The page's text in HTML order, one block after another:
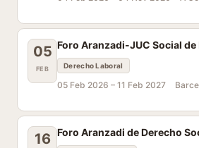
05
FEB
Foro Aranzadi-JUC Social de
Derecho Laboral
05 Feb 2026 – 11 Feb 2027
16 Foro Aranzadi de Derecho